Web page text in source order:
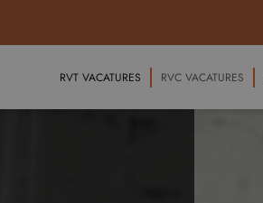
RVT VACATURES RVC VACATURES